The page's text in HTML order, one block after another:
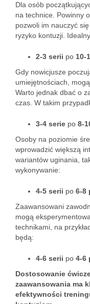
Dla osób
na technice. Powinny
pozwoli im nauczyć
ryzyko kontuzji.
2-3 serii po 10-
Gdy nowicjusze
umiejętnościach,
Warto jednak dbać o
czas. W takim
3-4 serie po 8-
Osoby na poziomie
wprowadzić większą
wariantów uginania,
wykonywanie:
4-5 serii po 6-8
Zaawansowani
mogą
technikami, na
będą:
4-6 serii po 4-6
Dostosowanie
zaawansowania ma
efektywności